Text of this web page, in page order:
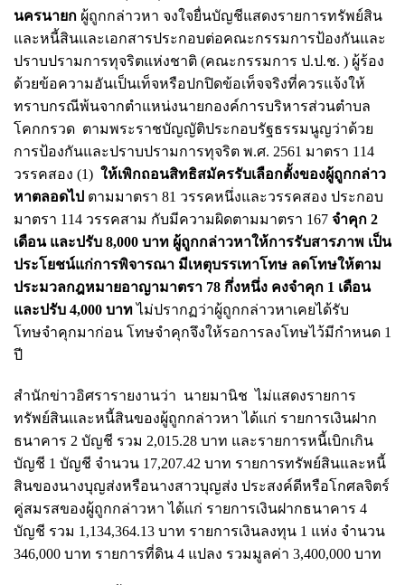
นครนายก ผู้ถูกกล่าวหา จงใจยื่นบัญชีแสดงรายการทรัพย์สิน
และหนี้สินและเอกสารประกอบต่อคณะกรรมการป้องกันและ
ปราบปรามการทุจริตแห่งชาติ (คณะกรรมการ ป.ป.ช. ) ผู้ร้อง
ด้วยข้อความอันเป็นเท็จหรือปกปิดข้อเท็จจริงที่ควรแจ้งให้
ทราบกรณีพ้นจากตำแหน่งนายกองค์การบริหารส่วนตำบล
โคกกรวด ตามพระราชบัญญัติประกอบรัฐธรรมนูญว่าด้วย
การป้องกันและปราบปรามการทุจริต พ.ศ. 2561 มาตรา 114
วรรคสอง (1) ให้เพิกถอนสิทธิสมัครรับเลือกตั้งของผู้ถูกกล่าว
หาตลอดไป ตามมาตรา 81 วรรคหนึ่งและวรรคสอง ประกอบ
มาตรา 114 วรรคสาม กับมีความผิดตามมาตรา 167 จำคุก 2
เดือน และปรับ 8,000 บาท ผู้ถูกกล่าวหาให้การรับสารภาพ เป็น
ประโยชน์แก่การพิจารณา มีเหตุบรรเทาโทษ ลดโทษให้ตาม
ประมวลกฎหมายอาญามาตรา 78 กึ่งหนึ่ง คงจำคุก 1 เดือน
และปรับ 4,000 บาทไม่ปรากฏว่าผู้ถูกกล่าวหาเคยได้รับ
โทษจำคุกมาก่อน โทษจำคุกจึงให้รอการลงโทษไว้มีกำหนด 1
ปี
สำนักข่าวอิศรารายงานว่า นายมานิช ไม่แสดงรายการ
ทรัพย์สินและหนี้สินของผู้ถูกกล่าวหา ได้แก่ รายการเงินฝาก
ธนาคาร 2 บัญชี รวม 2,015.28 บาท และรายการหนี้เบิกเกิน
บัญชี 1 บัญชี จำนวน 17,207.42 บาท รายการทรัพย์สินและหนี้
สินของนางบุญส่งหรือนางสาวบุญส่ง ประสงค์ดีหรือโกศลจิตร์
คู่สมรสของผู้ถูกกล่าวหา ได้แก่ รายการเงินฝากธนาคาร 4
บัญชี รวม 1,134,364.13 บาท รายการเงินลงทุน 1 แห่ง จำนวน
346,000 บาท รายการที่ดิน 4 แปลง รวมมูลค่า 3,400,000 บาท